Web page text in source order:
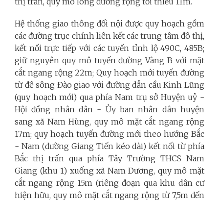
Hệ thống giao thông đối nội được quy hoạch gồm
các đường trục chính liên kết các trung tâm đô thị,
kết nối trực tiếp với các tuyến tỉnh lộ 490C, 485B;
giữ nguyên quy mô tuyến đường Vàng B với mặt
cắt ngang rộng 22m; Quy hoạch mới tuyến đường
từ đê sông Đào giao với đường dẫn cầu Kinh Lũng
(quy hoạch mới) qua phía Nam trụ sở Huyện uỷ -
Hội đồng nhân dân - Ủy ban nhân dân huyện
sang xã Nam Hùng, quy mô mặt cắt ngang rộng
17m; quy hoạch tuyến đường mới theo hướng Bắc
- Nam (đường Giang Tiến kéo dài) kết nối từ phía
Bắc thị trấn qua phía Tây Trường THCS Nam
Giang (khu 1) xuống xã Nam Dương, quy mô mặt
cắt ngang rộng 15m (riêng đoạn qua khu dân cư
hiện hữu, quy mô mặt cắt ngang rộng từ 7,5m đến